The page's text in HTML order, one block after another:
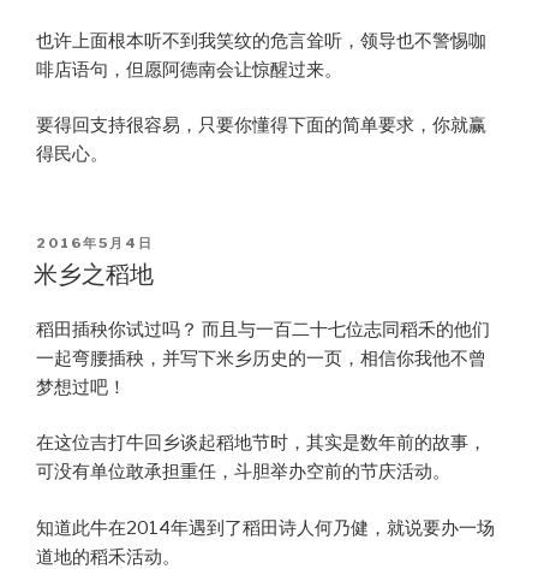
也许上面根本听不到我笑纹的危言耸听，领导也不警惕咖
啡店语句，但愿阿德南会让惊醒过来。
要得回支持很容易，只要你懂得下面的简单要求，你就赢
得民心。
POSTED
ON
2016年5月4日
米乡之稻地
稻田插秧你试过吗？ 而且与一百二十七位志同稻禾的他们
一起弯腰插秧，并写下米乡历史的一页，相信你我他不曾
梦想过吧！
在这位吉打牛回乡谈起稻地节时，其实是数年前的故事，
可没有单位敢承担重任，斗胆举办空前的节庆活动。
知道此牛在2014年遇到了稻田诗人何乃健，就说要办一场
道地的稻禾活动。